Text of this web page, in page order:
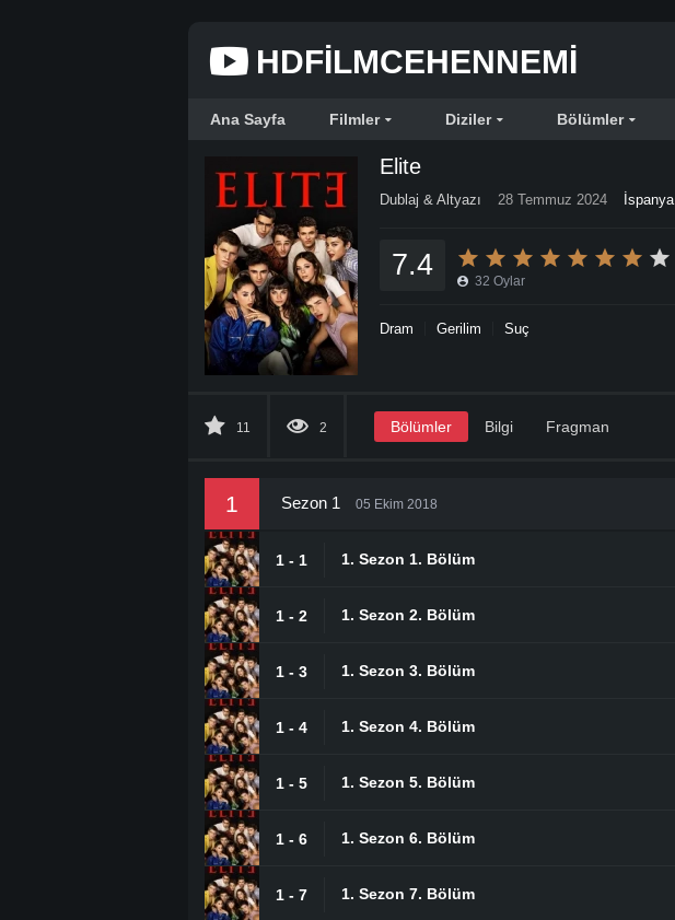
HDFILMCEHENNEMI
Ana Sayfa Filmler Diziler Bölümler
Elite
Dublaj & Altyazı 28 Temmuz 2024 İspanya
7.4 32 Oylar
Dram Gerilim Suç
11 2 Bölümler Bilgi Fragman
1 Sezon 1 05 Ekim 2018
1 - 1 1. Sezon 1. Bölüm
1 - 2 1. Sezon 2. Bölüm
1 - 3 1. Sezon 3. Bölüm
1 - 4 1. Sezon 4. Bölüm
1 - 5 1. Sezon 5. Bölüm
1 - 6 1. Sezon 6. Bölüm
1 - 7 1. Sezon 7. Bölüm